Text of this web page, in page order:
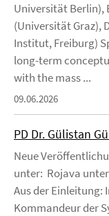
Universität Berlin),
(Universität Graz),
Institut, Freiburg)
long-term
with the mass ...
09.06.2026
PD Dr. Gülistan
Neue
unter: Rojava
Aus der Einleitung:
Kommandeur der